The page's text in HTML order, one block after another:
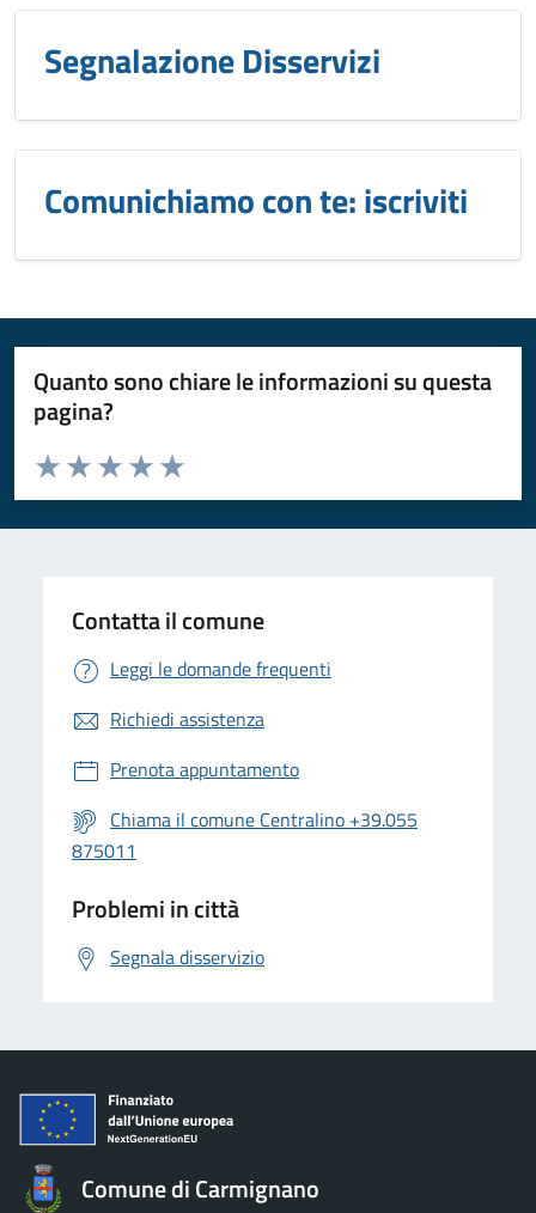
Segnalazione Disservizi
Comunichiamo con te: iscriviti
Quanto sono chiare le informazioni su questa
pagina?
Valuta da 1 a 5 stelle la pagina
Valuta 5 stelle su 5
Valuta 4 stelle su 5
Valuta 3 stelle su 5
Valuta 2 stelle su 5
Valuta 1 stelle su 5
Contatta il comune
Leggi le domande frequenti
Richiedi assistenza
Prenota appuntamento
Chiama il comune Centralino +39.055
875011
Problemi in città
Segnala disservizio
Comune di Carmignano